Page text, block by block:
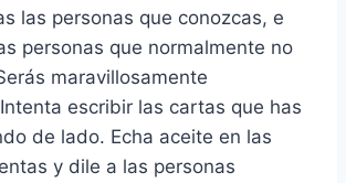
las personas que conozcas, e
personas que normalmente no
maravillosamente
escribir las cartas que has
de lado. Echa aceite en las
y dile a las personas